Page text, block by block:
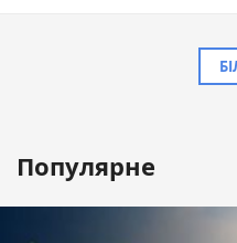
Популярне